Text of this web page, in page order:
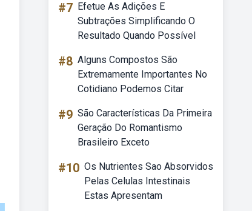
#7 Efetue As Adições E
Subtrações Simplificando O
Resultado Quando Possível
#8 Alguns Compostos São
Extremamente Importantes No
Cotidiano Podemos Citar
#9 São Características Da Primeira
Geração Do Romantismo
Brasileiro Exceto
#10 Os Nutrientes Sao Absorvidos
Pelas Celulas Intestinais
Estas Apresentam